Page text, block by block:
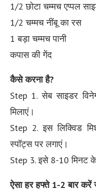
1/2 छोटा चम्मच एप्पल
1/2 चम्मच नींबू का रस
1 बड़ा चम्मच पानी
कपास की गेंद
कैसे करना है?
Step 1. सेब साइडर
मिलाएं।
Step 2. इस लिक्विड
स्पॉट्स पर लगाएं।
Step 3. इसे 8-10 मिनट
ऐसा हर हफ्ते 1-2 बार